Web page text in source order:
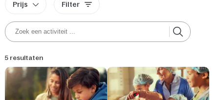
Prijs Filter
5 resultaten